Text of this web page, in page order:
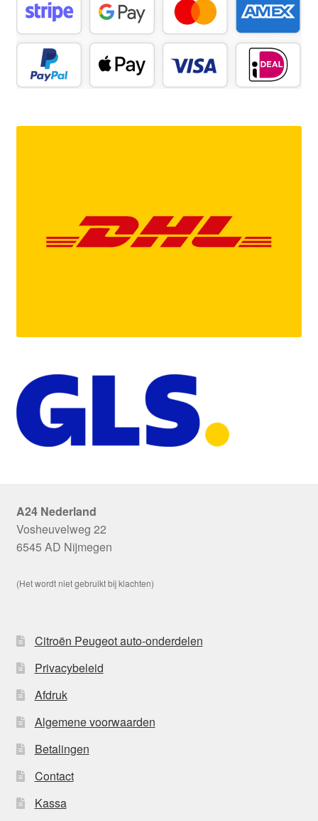
A24 Nederland
Vosheuvelweg 22
6545 AD Nijmegen
(Het wordt niet gebruikt bij klachten)
Citroën Peugeot auto-onderdelen
Privacybeleid
Afdruk
Algemene voorwaarden
Betalingen
Contact
Kassa